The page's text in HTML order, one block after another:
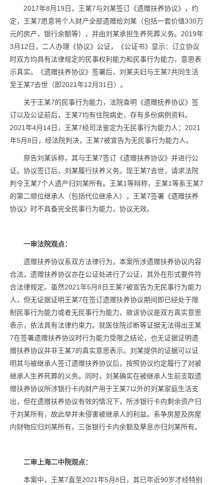
2017年8月19日，王某7与刘某签订《遗赠扶养协议》，约
定，王某7愿意将个人财产全部遗赠给刘某（包括一套价值330万
元的房产，银行余额等），并由刘某承担生养死葬义务。2019年
3月12日，二人办理《协议》公证，《公证书》显示：订立协议
时双方均具有法律规定的民事权利能力和民事行为能力，意思表
示真实。《遗赠扶养协议》签署后，刘某夫妇与王某7共同生活
至王某7去世（即2021年12月31日）。
关于王某7的民事行为能力，法院查明《遗赠抚养协议》签
订以及公证前后，王某7均有住院病史，存有多份病例资料。
2021年4月14日，王某7经司法鉴定为无民事行为能力人；2021
年5月8日，经法院判决，王某7被宣告为无民事行为能力人。
原告刘某诉称，其与王某7签订《遗赠扶养协议》并进行公
证。协议签订后，刘某履行扶养义务。现王某7去世，请求法院
判令王某7个人遗产归刘某所有。王某1等辩称，王某1等系王某7
的第二顺位继承人（包括代位继承人），王某7签署《遗赠扶养
协议》时不具备完全民事行为能力，协议无效。
一审法院观点：
遗赠扶养协议系双方法律行为，本案所涉遗赠扶养协议内容
合法，遗赠扶养协议亦在公证处进行了公证，其外在形式要件符
合法律规定。虽然2021年5月8日王某7被宣告为无民事行为能力
人，但无证据证明王某7在签订遗赠扶养协议期间即已经处于限
制民事行为能力或者无民事行为能力，故该协议是双方真实意思
表示，依法具有法律约束力。就医住院诊断等证据无法得出王某
7在签署遗赠扶养协议时行为能力受限之结论，也无证据证明遗
赠扶养协议并非王某7的真实意思表示。刘某提供的证据可以证
明其与被继承人签订遗赠扶养协议后，按照协议约定履行了对被
继承人生养死葬的义务。同时，刘某确实在被继承人生前支取遗
赠扶养协议所涉银行卡内财产用于王某7以外的刘某家庭生活支
出，但在遗赠扶养协议有效的情况下，所涉银行卡内剩余资产归
于刘某所有，故此举并未侵害被继承人的利益。系争房屋及房屋
内财物应归刘某所有，三张银行卡内余额及孳息亦归刘某所有。
二审上海二中院观点：
本案中，王某7直至2021年5月8日，其已年近90岁才经特别